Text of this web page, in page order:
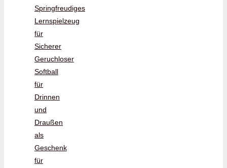
Springfreudiges
Lernspielzeug
für
Sicherer
Geruchloser
Softball
für
Drinnen
und
Draußen
als
Geschenk
für